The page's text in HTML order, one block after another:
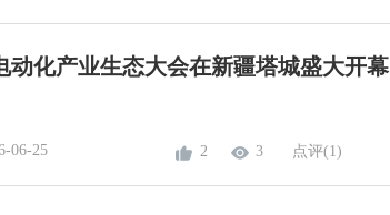
动化产业生态大会在新疆塔城盛大开幕
06-25 2 3 点评(1)